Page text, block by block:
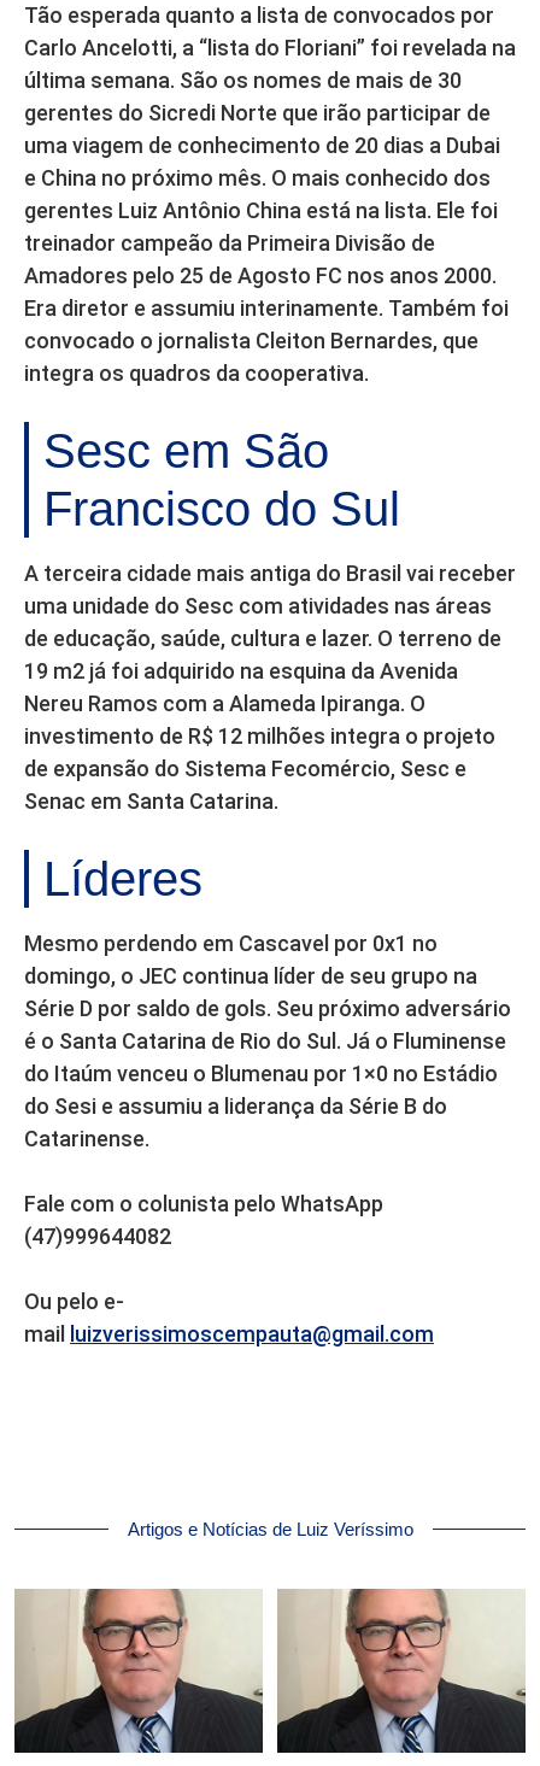
Tão esperada quanto a lista de convocados por
Carlo Ancelotti, a “lista do Floriani” foi revelada na
última semana. São os nomes de mais de 30
gerentes do Sicredi Norte que irão participar de
uma viagem de conhecimento de 20 dias a Dubai
e China no próximo mês. O mais conhecido dos
gerentes Luiz Antônio China está na lista. Ele foi
treinador campeão da Primeira Divisão de
Amadores pelo 25 de Agosto FC nos anos 2000.
Era diretor e assumiu interinamente. Também foi
convocado o jornalista Cleiton Bernardes, que
integra os quadros da cooperativa.
Sesc em São
Francisco do Sul
A terceira cidade mais antiga do Brasil vai receber
uma unidade do Sesc com atividades nas áreas
de educação, saúde, cultura e lazer. O terreno de
19 m2 já foi adquirido na esquina da Avenida
Nereu Ramos com a Alameda Ipiranga. O
investimento de R$ 12 milhões integra o projeto
de expansão do Sistema Fecomércio, Sesc e
Senac em Santa Catarina.
Líderes
Mesmo perdendo em Cascavel por 0x1 no
domingo, o JEC continua líder de seu grupo na
Série D por saldo de gols. Seu próximo adversário
é o Santa Catarina de Rio do Sul. Já o Fluminense
do Itaúm venceu o Blumenau por 1×0 no Estádio
do Sesi e assumiu a liderança da Série B do
Catarinense.
Fale com o colunista pelo WhatsApp
(47)999644082
Ou pelo e-
mail
luizverissimoscempauta@gmail.com
Artigos e Notícias de Luiz Veríssimo